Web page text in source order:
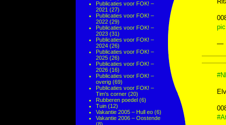
Publicaties voor FOK! –
2021 (27)
Publicaties voor FOK! –
2022 (29)
Publicaties voor FOK! –
2023 (31)
Publicaties voor FOK! –
2024 (26)
Publicaties voor FOK! –
2025 (26)
Publicaties voor FOK! –
2026 (16)
Publicaties voor FOK! –
overig (69)
Publicaties voor FOK! –
Tim's corner (20)
Rubberen poedel (6)
Tuin (12)
Vakantie 2005 – Hull eo (6)
Vakantie 2006 – Oostende
—